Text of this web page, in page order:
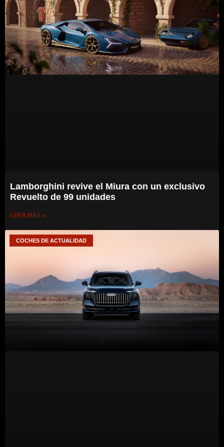
Lamborghini revive el Miura con un exclusivo
Revuelto de 99 unidades
LEER MÁS »
COCHES DE ACTUALIDAD